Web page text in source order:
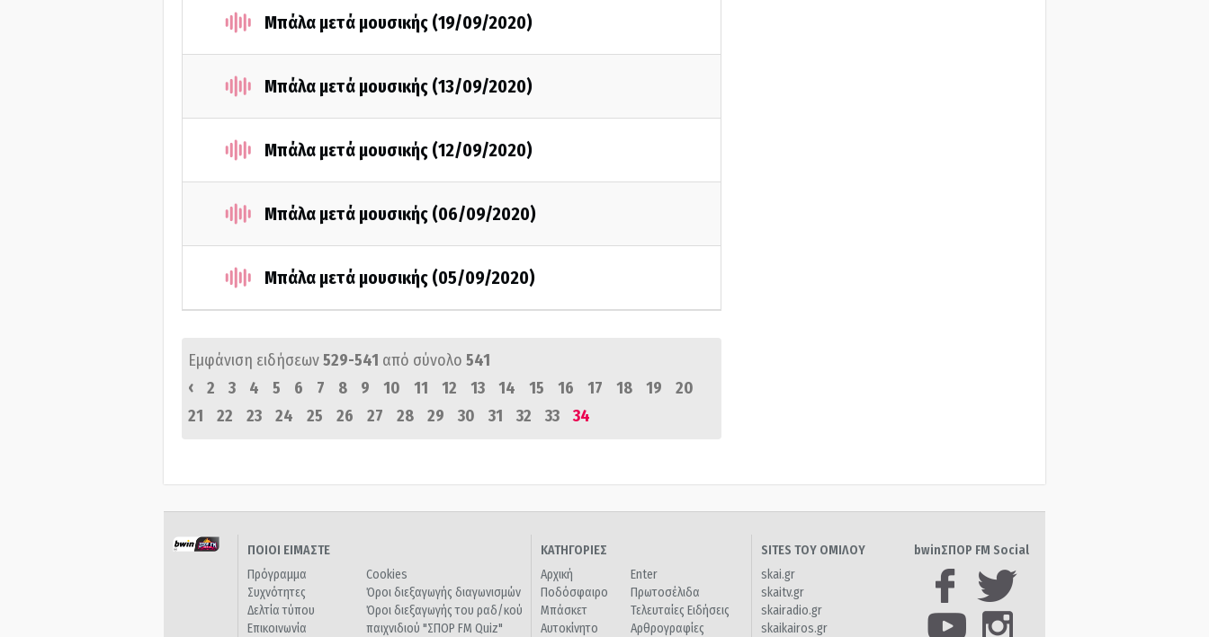
Μπάλα μετά μουσικής (19/09/2020)
Μπάλα μετά μουσικής (13/09/2020)
Μπάλα μετά μουσικής (12/09/2020)
Μπάλα μετά μουσικής (06/09/2020)
Μπάλα μετά μουσικής (05/09/2020)
Εμφάνιση ειδήσεων529-541 από σύνολο 541
‹
2 3 4 5 6 7 8 9 10 11 12 13 14 15 16 17 18 19
20
21
22 23 24 25 26 27 28 29 30 31 32 33 34
ΠΟΙΟΙ ΕΙΜΑΣΤΕ
Πρόγραμμα
Συχνότητες
Δελτία τύπου
Επικοινωνία
Cookies
Όροι διεξαγωγής διαγωνισμών
Όροι διεξαγωγής του ραδ/κού
παιχνιδιού "ΣΠΟΡ FM Quiz"
ΚΑΤΗΓΟΡΙΕΣ
Αρχική
Ποδόσφαιρο
Μπάσκετ
Αυτοκίνητο
Enter
Πρωτοσέλιδα
Τελευταίες Ειδήσεις
Αρθρογραφίες
SITES ΤΟΥ ΟΜΙΛΟΥ
skai.gr
skaitv.gr
skairadio.gr
skaikairos.gr
bwinΣΠΟΡ FM Social